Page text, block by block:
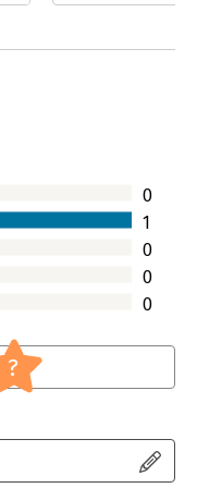
overtuigend
Lees verder
0
1
0
0
0
?